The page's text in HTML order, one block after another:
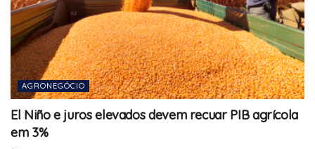
AGRONEGÓCIO
El Niño e juros elevados devem recuar PIB agrícola
em 3%